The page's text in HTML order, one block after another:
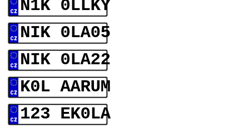
N1K 0LLKY
NIK 0LA05
NIK 0LA22
K0L AARUM
123 EK0LA